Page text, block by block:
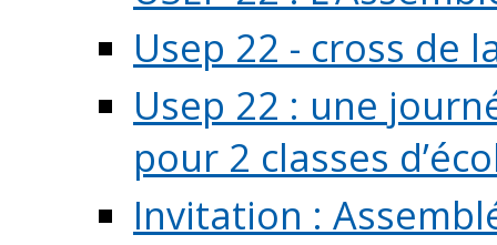
Usep 22 - cross de
Usep 22 : une
pour 2 classes
Invitation :